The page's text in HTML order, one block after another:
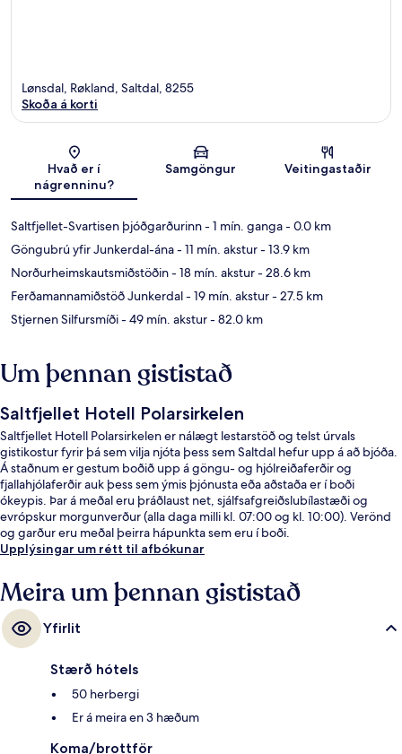
Kort
Lønsdal, Røkland, Saltdal, 8255
Skoða á korti
Hvað er í
nágrenninu?
Samgöngur Veitingastaðir
Saltfjellet-Svartisen þjóðgarðurinn- 1 mín. ganga- 0.0 km
Göngubrú yfir Junkerdal-ána- 11 mín. akstur- 13.9 km
Norðurheimskautsmiðstöðin- 18 mín. akstur- 28.6 km
Ferðamannamiðstöð Junkerdal- 19 mín. akstur- 27.5 km
Stjernen Silfursmíði- 49 mín. akstur- 82.0 km
Um þennan gististað
Saltfjellet Hotell Polarsirkelen
Saltfjellet Hotell Polarsirkelen er nálægt lestarstöð og telst úrvals
gistikostur fyrir þá sem vilja njóta þess sem Saltdal hefur upp á að bjóða.
Á staðnum er gestum boðið upp á göngu- og hjólreiðaferðir og
fjallahjólaferðir auk þess sem ýmis þjónusta eða aðstaða er í boði
ókeypis. Þar á meðal eru þráðlaust net, sjálfsafgreiðslubílastæði og
evrópskur morgunverður (alla daga milli kl. 07:00 og kl. 10:00). Verönd
og garður eru meðal þeirra hápunkta sem eru í boði.
Upplýsingar um rétt til afbókunar
Meira um þennan gististað
Yfirlit
Stærð hótels
50 herbergi
Er á meira en 3 hæðum
Koma/brottför